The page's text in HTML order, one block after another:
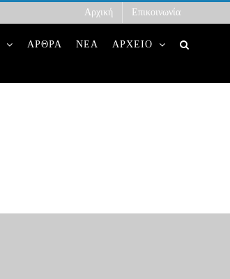
Αρχική Επικοινωνία
ΑΡΘΡΑ ΝΕΑ ΑΡΧΕΙΟ